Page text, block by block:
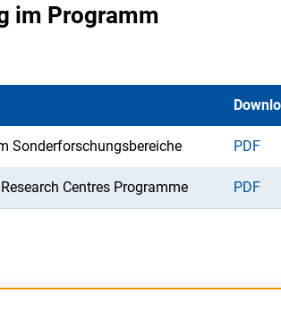
im Programm
Sonderforschungsbereiche PDF
Centres Programme PDF